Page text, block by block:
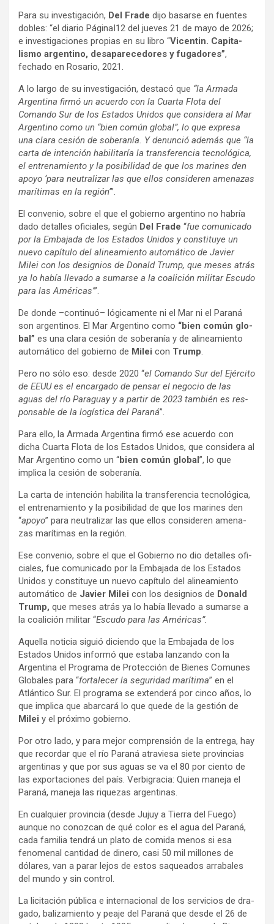
Para su inves­ti­ga­ción, Del Frade dijo basarse en fuen­tes
dobles: “el dia­rio Pági­naI12 del jue­ves 21 de mayo de 2026;
e inves­ti­ga­cio­nes pro­pias en su libro “Vicen­tin. Capi­ta­
lismo argen­tino, desa­pa­re­ce­do­res y fuga­do­res”,
fechado en Rosa­rio, 2021.
A lo largo de su inves­ti­ga­ción, des­tacó que “la Armada
Argen­tina firmó un acuerdo con la Cuarta Flota del
Comando Sur de los Esta­dos Uni­dos que con­si­dera al Mar
Argen­tino como un “bien común glo­bal”, lo que expresa
una clara cesión de sobe­ra­nía. Y denun­ció ade­más que “la
carta de inten­ción habi­li­ta­ría la trans­fe­ren­cia tec­no­ló­gica,
el entre­na­miento y la posi­bi­li­dad de que los mari­nes den
apoyo ‘para neu­tra­li­zar las que ellos con­si­de­ren ame­na­zas
marí­ti­mas en la región’”.
El con­ve­nio, sobre el que el gobierno argen­tino no habría
dado deta­lles ofi­cia­les, según Del Frade “fue comu­ni­cado
por la Emba­jada de los Esta­dos Uni­dos y cons­ti­tuye un
nuevo capí­tulo del ali­nea­miento auto­má­tico de Javier
Milei con los desig­nios de Donald Trump, que meses atrás
ya lo había lle­vado a sumarse a la coa­li­ción mili­tar Escudo
para las Amé­ri­cas’”.
De donde –con­ti­nuó– lógi­ca­mente ni el Mar ni el Paraná
son argen­ti­nos. El Mar Argen­tino como “bien común glo­
bal” es una clara cesión de sobe­ra­nía y de ali­nea­miento
auto­má­tico del gobierno de Milei con Trump.
Pero no sólo eso: desde 2020 “el Comando Sur del Ejér­cito
de EEUU es el encar­gado de pen­sar el nego­cio de las
aguas del río Para­guay y a par­tir de 2023 tam­bién es res­
pon­sa­ble de la logís­tica del Paraná”.
Para ello, la Armada Argen­tina firmó ese acuerdo con
dicha Cuarta Flota de los Esta­dos Uni­dos, que con­si­dera al
Mar Argen­tino como un “bien común glo­bal”, lo que
implica la cesión de sobe­ra­nía.
La carta de inten­ción habi­lita la trans­fe­ren­cia tec­no­ló­gica,
el entre­na­miento y la posi­bi­li­dad de que los mari­nes den
“apoyo” para neu­tra­li­zar las que ellos con­si­de­ren ame­na­
zas marí­ti­mas en la región.
Ese con­ve­nio, sobre el que el Gobierno no dio deta­lles ofi­
cia­les, fue comu­ni­cado por la Emba­jada de los Esta­dos
Uni­dos y cons­ti­tuye un nuevo capí­tulo del ali­nea­miento
auto­má­tico de Javier Milei con los designios de Donald
Trump, que meses atrás ya lo había lle­vado a sumarse a
la coa­li­ción mili­tar “Escudo para las Amé­ri­cas”.
Aque­lla noti­cia siguió diciendo que la Emba­jada de los
Esta­dos Uni­dos informó que estaba lan­zando con la
Argen­tina el Pro­grama de Pro­tec­ción de Bie­nes Comu­nes
Glo­ba­les para “for­ta­le­cer la segu­ri­dad marí­tima” en el
Atlán­tico Sur. El pro­grama se exten­derá por cinco años, lo
que implica que abar­cará lo que quede de la ges­tión de
Milei y el pró­ximo gobierno.
Por otro lado, y para mejor com­pren­sión de la entrega, hay
que recor­dar que el río Paraná atra­viesa siete pro­vin­cias
argen­ti­nas y que por sus aguas se va el 80 por ciento de
las expor­ta­cio­nes del país. Ver­bi­gra­cia: Quien maneja el
Paraná, maneja las rique­zas argen­ti­nas.
En cual­quier pro­vin­cia (desde Jujuy a Tie­rra del Fuego)
aun­que no conoz­can de qué color es el agua del Paraná,
cada fami­lia ten­drá un plato de comida menos si esa
feno­me­nal can­ti­dad de dinero, casi 50 mil millo­nes de
dóla­res, van a parar lejos de estos saquea­dos arra­ba­les
del mundo y sin con­trol.
La lici­ta­ción pública e inter­na­cio­nal de los ser­vi­cios de dra­
gado, bali­za­miento y peaje del Paraná que desde el 26 de